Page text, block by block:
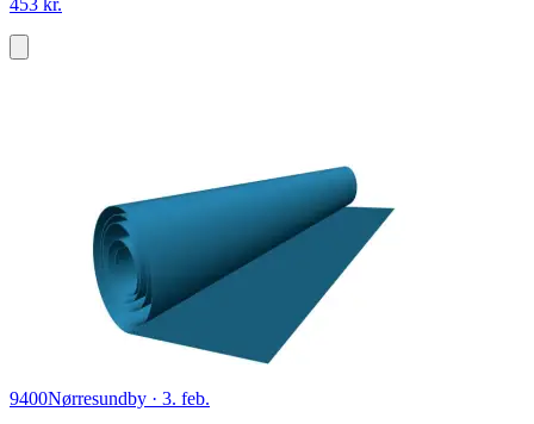
453 kr.
9400Nørresundby · 3. feb.